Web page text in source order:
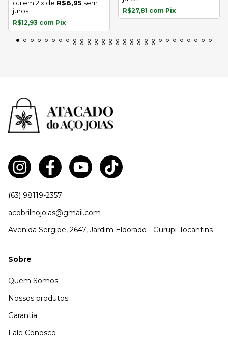
2 x de R$6,95 sem
juros
R$12,93 com Pix
R$27,81 com Pix
(63) 98119-2357
acobrilhojoias@gmail.com
Avenida Sergipe, 2647, Jardim Eldorado - Gurupi-Tocantins
Sobre
Quem Somos
Nossos produtos
Garantia
Fale Conosco